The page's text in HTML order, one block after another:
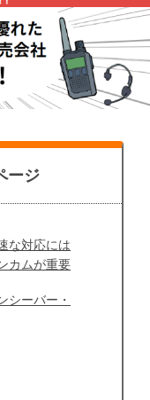
ージ
な対応には
カムが重要
シーバー・